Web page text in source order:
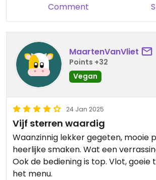
Comment
MaartenVanVliet
Points +32
Vegan
24 Jan 2025
Vijf sterren waardig
Waanzinnig lekker gegeten, mooie
heerlijke smaken. Wat een
Ook de bediening is top. Vlot, goeie
het menu.